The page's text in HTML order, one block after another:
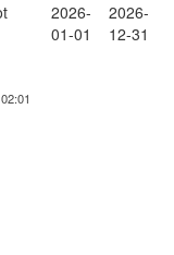
2026-
01-01
2026-
12-31